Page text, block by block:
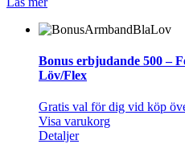
Bonus erbjudande 500 –
Löv/Flex
Gratis val för dig vid köp
Visa varukorg
Detaljer